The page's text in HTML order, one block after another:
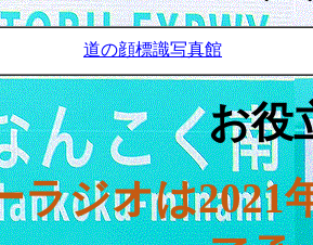
道の顔標識写真館
お役
ラジオは2021